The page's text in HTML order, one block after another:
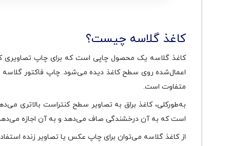
کاغذ گلاسه چیست؟
کاغذ گلاسه یک محصول چاپی است که برای چاپ تصاویری
اعمال‌شده روی سطح کاغذ دیده می‌شود. چاپ فاکتور
متفاوت است.
به‌طورکلی، کاغذ براق به تصاویر سطح کنتراست بالاتری
است که به آن درخشندگی صاف می‌دهد و به آن اجازه می‌دهد
از کاغذ گلاسه می‌توان برای چاپ عکس یا تصاویر زنده